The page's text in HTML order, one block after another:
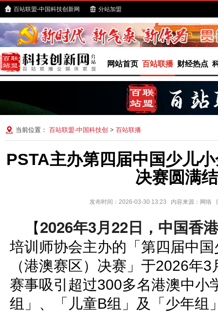
百站联盟-中国科技创新网 分站加盟
网站首页 百站联播 财经热点
当前位置： 百站联盟-中国科技创 > 百站联播
PSTA主办第四届中国少儿
决赛圆满
发布时间：2026-03-30 13:23 内容来源：网络
【2026年3月22日，中国香港
培训师协会主办的「第四届中
（港澳赛区）决赛」于2026年
赛事吸引超过300多名港澳中小
组」、「儿童B组」及「少年组